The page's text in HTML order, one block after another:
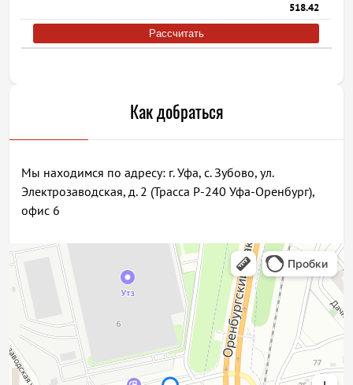
518.42
Рассчитать
Как добраться
Мы находимся по адресу: г. Уфа, с. Зубово, ул.
Электрозаводская, д. 2 (Трасса Р-240 Уфа-Оренбург),
офис 6